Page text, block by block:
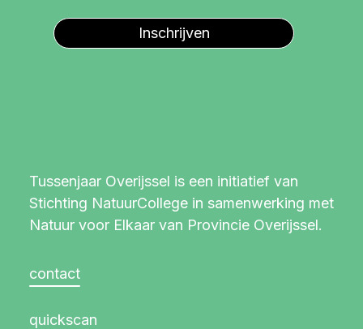
Inschrijven
Tussenjaar Overijssel is een initiatief van
Stichting NatuurCollege in samenwerking met
Natuur voor Elkaar van Provincie Overijssel.
contact
quickscan